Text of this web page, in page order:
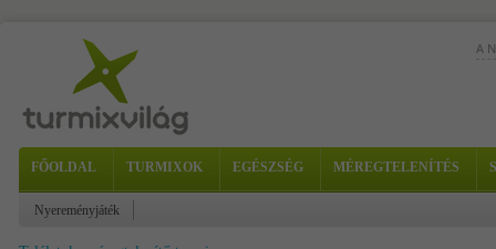
A
FŐOLDAL TURMIXOK EGÉSZSÉG MÉREGTELENÍTÉS
Nyereményjáték